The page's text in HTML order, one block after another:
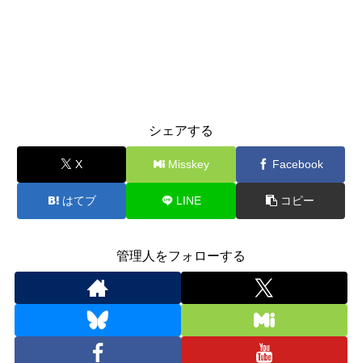
シェアする
X Misskey Facebook
はてブ LINE コピー
管理人をフォローする